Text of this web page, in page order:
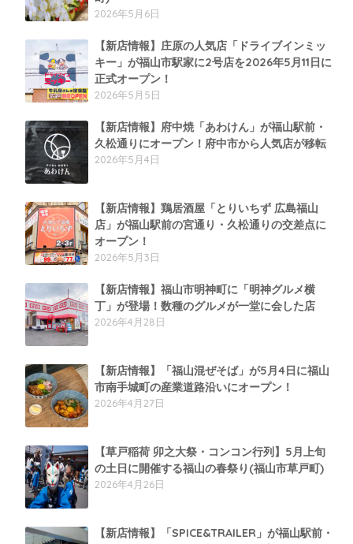
2026年5月6日
【新店情報】庄原の人気店「ドライブインミッ
キー」が福山市駅家に2号店を2026年5月11日に
正式オープン！
2026年5月5日
【新店情報】府中焼「あわけん」が福山駅前・
久松通りにオープン！府中市から人気店が移転
2026年5月4日
【新店情報】鶏居酒屋「とりいちず 広島福山
店」が福山駅前の宮通り・久松通りの交差点に
オープン！
2026年5月3日
【新店情報】福山市明神町に「明神グルメ横
丁」が登場！数種のグルメが一堂に会した店
2026年4月28日
【新店情報】「福山混ぜそば」が5月4日に福山
市南手城町の産業道路沿いにオープン！
2026年4月27日
【草戸稲荷 卯之大祭・コンコン行列】5月上旬
の土日に開催する福山の春祭り(福山市草戸町)
2026年4月26日
【新店情報】「SPICE&TRAILER」が福山駅前・